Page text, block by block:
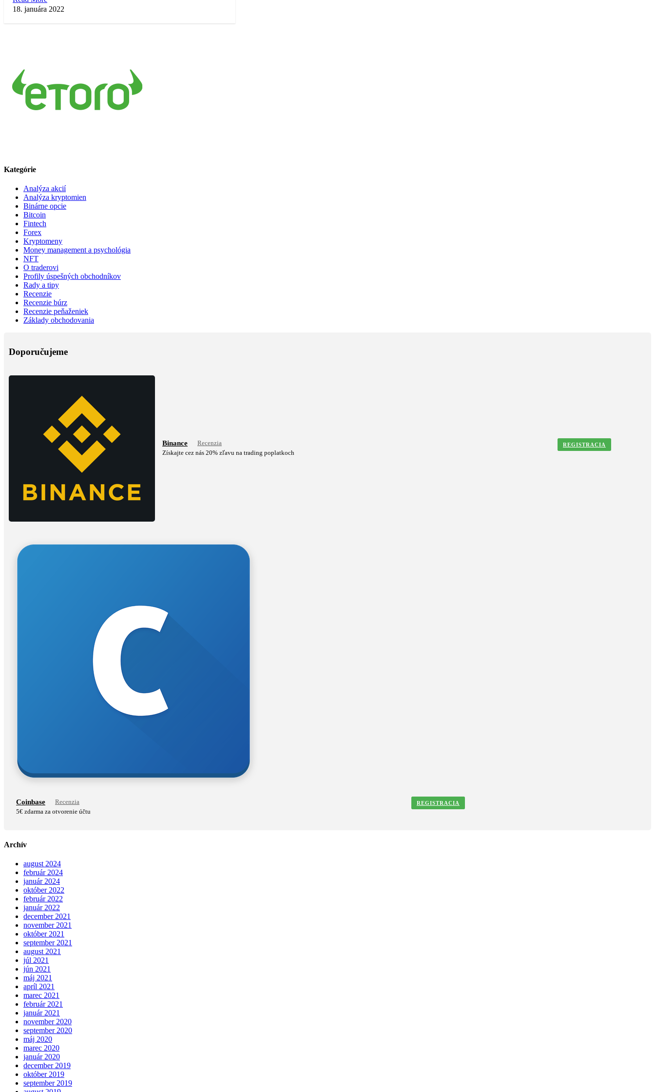
18. januára 2022
Kategórie
Analýza akcií
Analýza kryptomien
Binárne opcie
Bitcoin
Fintech
Forex
Kryptomeny
Money management a psychológia
NFT
O traderovi
Profily úspešných obchodníkov
Rady a tipy
Recenzie
Recenzie búrz
Recenzie peňaženiek
Základy obchodovania
Doporučujeme
Binance
Recenzia
Získajte cez nás 20% zľavu na trading poplatkoch
REGISTRACIA
Coinbase
Recenzia
5€ zdarma za otvorenie účtu
REGISTRACIA
Archív
august 2024
február 2024
január 2024
október 2022
február 2022
január 2022
december 2021
november 2021
október 2021
september 2021
august 2021
júl 2021
jún 2021
máj 2021
apríl 2021
marec 2021
február 2021
január 2021
november 2020
september 2020
máj 2020
marec 2020
január 2020
december 2019
október 2019
september 2019